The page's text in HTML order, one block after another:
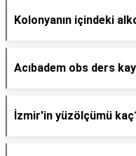
Kolonyanın içindeki
Acıbadem obs ders
İzmir'in yüzölçümü